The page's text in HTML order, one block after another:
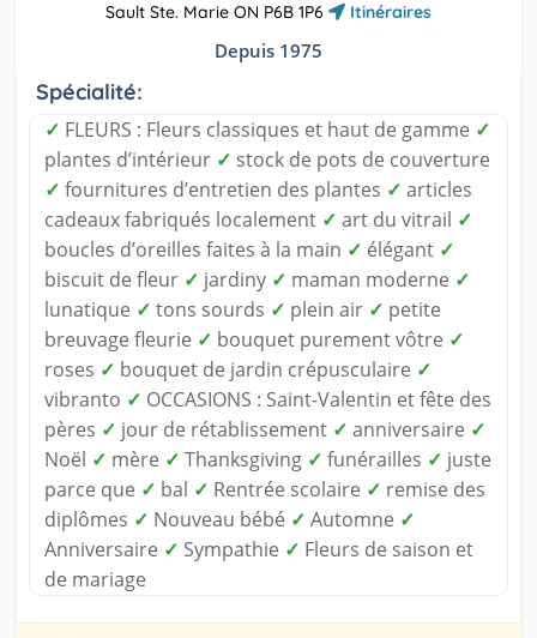
Sault Ste. Marie ON P6B 1P6
Itinéraires
Depuis 1975
Spécialité:
✓ FLEURS : Fleurs classiques et haut de gamme ✓
plantes d’intérieur ✓ stock de pots de couverture
✓ fournitures d’entretien des plantes ✓ articles
cadeaux fabriqués localement ✓ art du vitrail ✓
boucles d’oreilles faites à la main ✓ élégant ✓
biscuit de fleur ✓ jardiny ✓ maman moderne ✓
lunatique ✓ tons sourds ✓ plein air ✓ petite
breuvage fleurie ✓ bouquet purement vôtre ✓
roses ✓ bouquet de jardin crépusculaire ✓
vibranto ✓ OCCASIONS : Saint-Valentin et fête des
pères ✓ jour de rétablissement ✓ anniversaire ✓
Noël ✓ mère ✓ Thanksgiving ✓ funérailles ✓ juste
parce que ✓ bal ✓ Rentrée scolaire ✓ remise des
diplômes ✓ Nouveau bébé ✓ Automne ✓
Anniversaire ✓ Sympathie ✓ Fleurs de saison et
de mariage